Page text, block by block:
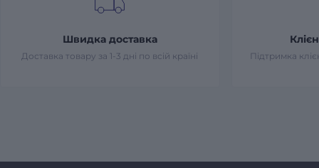
Швидка доставка
Доставка товару за 1-3 дні по всій країні Підтримка